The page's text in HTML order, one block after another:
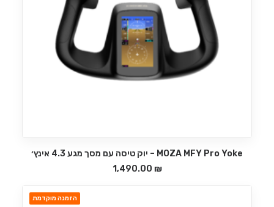
MOZA MFY Pro Yoke – יוק טיסה עם מסך מגע 4.3 אינץ׳
1,490.00 ₪
הזמנה מוקדמת